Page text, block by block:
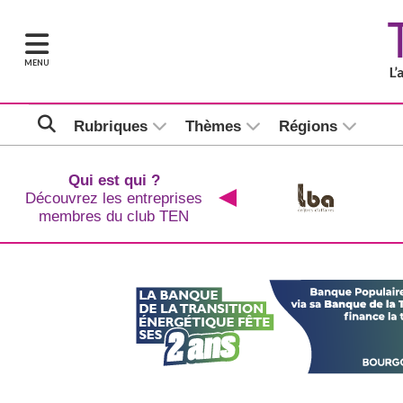
MENU
Rubriques Thèmes Régions
Qui est qui ?
Découvrez les entreprises
membres du club TEN